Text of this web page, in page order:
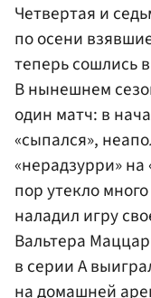
Четвертая и
по осени
теперь сошлись
В нынешнем
один матч: в
«сыпался»,
«нерадзурри» на
пор утекло
наладил игру
Вальтера
в серии A
на домашней